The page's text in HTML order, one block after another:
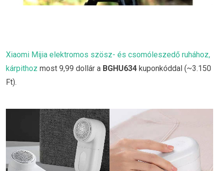
Xiaomi Mijia elektromos szösz- és csomóleszedő ruhához,
kárpithoz most 9,99 dollár a BGHU634 kuponkóddal (~3.150
Ft).